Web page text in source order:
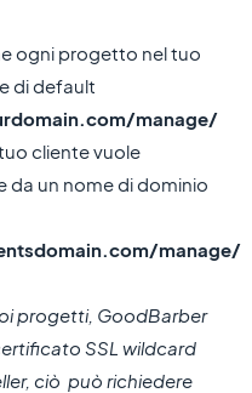
ogni progetto nel tuo
di default
manage/
cliente vuole
da un nome di dominio
manage/
progetti, GoodBarber
SSL wildcard
ciò può richiedere